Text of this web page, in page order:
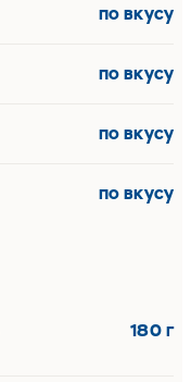
по вкусу
по вкусу
по вкусу
по вкусу
180 г